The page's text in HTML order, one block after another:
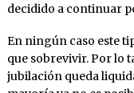
decidido a continuar
En ningún caso este
que sobrevivir. Por lo
jubilación queda